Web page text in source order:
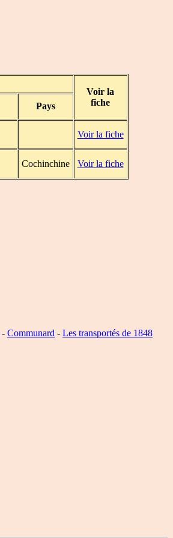
Voir la
fiche
Pays
Voir la fiche
Cochinchine Voir la fiche
- Communard - Les transportés de 1848